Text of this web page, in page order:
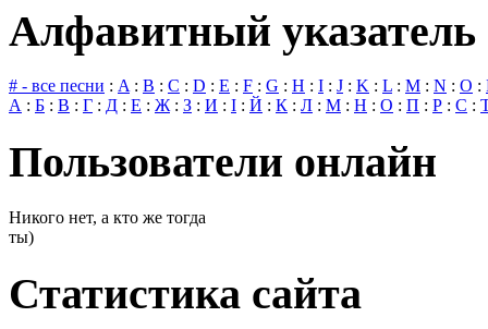
Алфавитный указатель
# - все песни : A : B : C : D : E : F : G : H : I : J : K : L : M : N : O :
А : Б : В : Г : Д : Е : Ж : З : И : І : Й : К : Л : М : Н : О : П : Р : С :
Пользователи онлайн
Никого нет, а кто же тогда
ты)
Статистика сайта